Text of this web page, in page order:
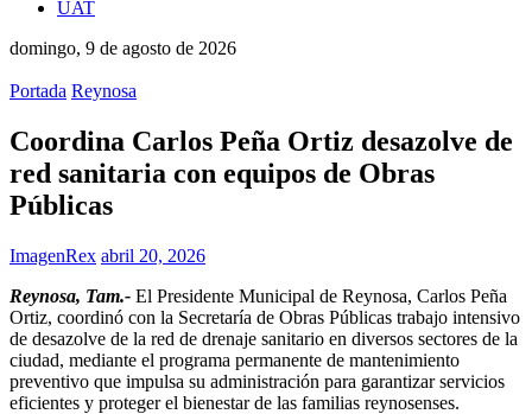
UAT
domingo, 9 de agosto de 2026
Portada Reynosa
Coordina Carlos Peña Ortiz desazolve de
red sanitaria con equipos de Obras
Públicas
ImagenRex abril 20, 2026
Reynosa, Tam.- El Presidente Municipal de Reynosa, Carlos Peña
Ortiz, coordinó con la Secretaría de Obras Públicas trabajo intensivo
de desazolve de la red de drenaje sanitario en diversos sectores de la
ciudad, mediante el programa permanente de mantenimiento
preventivo que impulsa su administración para garantizar servicios
eficientes y proteger el bienestar de las familias reynosenses.